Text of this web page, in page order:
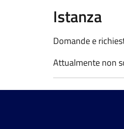
Istanza
Domande e
Attualmente non